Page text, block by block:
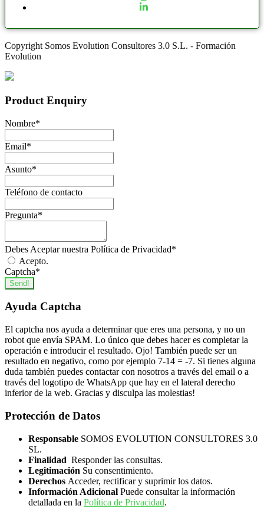
Copyright Somos Evolution Consultores 3.0 S.L. - Formación
Evolution
Product Enquiry
Nombre*
Email*
Asunto*
Teléfono de contacto
Pregunta*
Debes Aceptar nuestra Política de Privacidad*
Acepto.
Captcha*
Send!
Ayuda Captcha
El captcha nos ayuda a determinar que eres una persona, y no un
robot que envía SPAM. Lo único que debes hacer es completar la
operación e introducir el resultado. Ojo! También puede ser un
resultado en negativo, como por ejemplo 7-14 = -7. Si tienes alguna
duda también puedes contactar con nosotros a través del email o a
través del logotipo de WhatsApp que hay en el lateral derecho
inferior de la web. Gracias y disculpa las molestias!
Protección de Datos
Responsable SOMOS EVOLUTION CONSULTORES 3.0
SL.
Finalidad Responder las consultas.
Legitimación Su consentimiento.
Derechos Acceder, rectificar y suprimir los datos.
Información Adicional Puede consultar la información
detallada en la Política de Privacidad.